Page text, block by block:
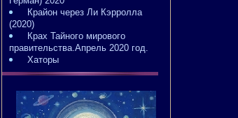
Крайон через Ли Кэрролла
(2020)
Крах Тайного мирового
правительства.Апрель 2020 год.
Хаторы